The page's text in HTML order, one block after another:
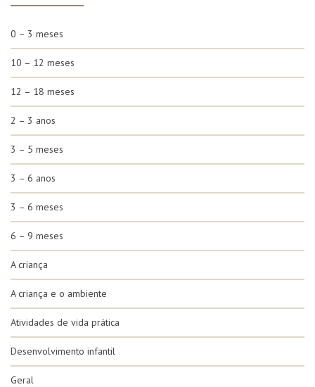
0 – 3 meses
10 – 12 meses
12 – 18 meses
2 – 3 anos
3 – 5 meses
3 – 6 anos
3 – 6 meses
6 – 9 meses
A criança
A criança e o ambiente
Atividades de vida prática
Desenvolvimento infantil
Geral